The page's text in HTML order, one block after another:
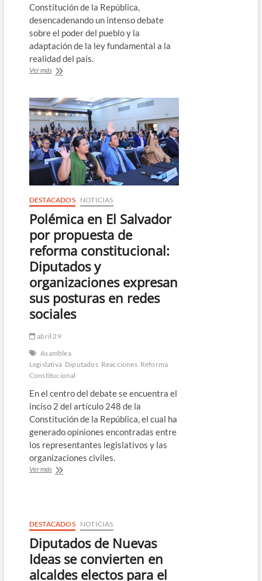
Constitución de la República,
desencadenando un intenso debate
sobre el poder del pueblo y la
adaptación de la ley fundamental a la
realidad del país.
Ver másDiputados
al
artículo
248
de
la
Constitución
de
El
Salvador
DESTACADOS
NOTICIAS
Polémica en El Salvador
por propuesta de
reforma constitucional:
Diputados y
organizaciones expresan
sus posturas en redes
sociales
abril 29
Asamblea
Legislativa Diputados Reacciones Reforma
Constitucional
En el centro del debate se encuentra el
inciso 2 del artículo 248 de la
Constitución de la República, el cual ha
generado opiniones encontradas entre
los representantes legislativos y las
organizaciones civiles.
Ver másPolémica
propuesta
de
reforma
Diputados
y
DESTACADOS NOTICIAS
Diputados de Nuevas
Ideas se convierten en
alcaldes electos para el